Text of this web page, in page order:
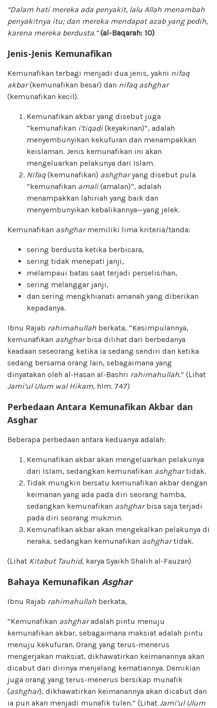
“Dalam hati mereka ada penyakit, lalu Allah menambah
penyakitnya itu; dan mereka mendapat azab yang pedih,
karena mereka berdusta.” (al-Baqarah: 10)
Jenis-Jenis Kemunafikan
Kemunafikan terbagi menjadi dua jenis, yakni nifaq
akbar(kemunafikan besar) dan nifaq ashghar
(kemunafikan kecil).
Kemunafikan akbar yang disebut juga
“kemunafikan i’tiqadi(keyakinan)”, adalah
menyembunyikan kekufuran dan menampakkan
keislaman. Jenis kemunafikan ini akan
mengeluarkan pelakunya dari Islam.
Nifaq(kemunafikan) ashgharyang disebut pula
“kemunafikan amali(amalan)”, adalah
menampakkan lahiriah yang baik dan
menyembunyikan kebalikannya—yang jelek.
Kemunafikan ashgharmemiliki lima kriteria/tanda:
sering berdusta ketika berbicara,
sering tidak menepati janji,
melampaui batas saat terjadi perselisihan,
sering melanggar janji,
dan sering mengkhianati amanah yang diberikan
kepadanya.
Ibnu Rajab rahimahullah berkata, “Kesimpulannya,
kemunafikan ashgharbisa dilihat dari berbedanya
keadaan seseorang ketika ia sedang sendiri dan ketika
sedang bersama orang lain, sebagaimana yang
dinyatakan oleh al-Hasan al-Bashri rahimahullah.” (Lihat
Jami’ul Ulum wal Hikam, hlm. 747)
Perbedaan Antara Kemunafikan Akbar dan
Asghar
Beberapa perbedaan antara keduanya adalah:
Kemunafikan akbar akan mengeluarkan pelakunya
dari Islam, sedangkan kemunafikan ashghartidak.
Tidak mungkin bersatu kemunafikan akbar dengan
keimanan yang ada pada diri seorang hamba,
sedangkan kemunafikan ashgharbisa saja terjadi
pada diri seorang mukmin.
Kemunafikan akbar akan mengekalkan pelakunya di
neraka, sedangkan kemunafikan ashghartidak.
(Lihat Kitabut Tauhid, karya Syaikh Shalih al-Fauzan)
Bahaya Kemunafikan Asghar
Ibnu Rajab rahimahullah berkata,
“Kemunafikan ashgharadalah pintu menuju
kemunafikan akbar, sebagaimana maksiat adalah pintu
menuju kekufuran. Orang yang terus-menerus
mengerjakan maksiat, dikhawatirkan keimanannya akan
dicabut dari dirinya menjelang kematiannya. Demikian
juga orang yang terus-menerus bersikap munafik
(ashghar), dikhawatirkan keimanannya akan dicabut dan
ia pun akan menjadi munafik tulen.” (Lihat Jami’ul Ulum